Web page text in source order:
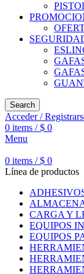
Search
Acceder /
0 items / $ 0
Menu
0 items / $ 0
Línea de productos
CARGA Y
EQUIPOS
EQUIPOS